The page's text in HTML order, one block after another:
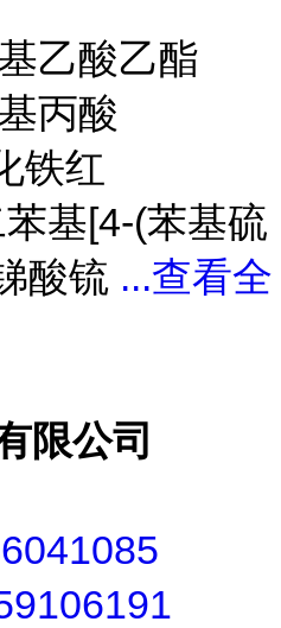
乙酸乙酯
丙酸
铁红
基[4-(苯基硫
酸锍 ...查看全
限公司